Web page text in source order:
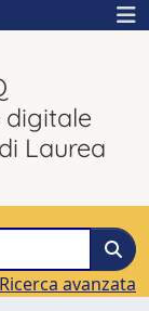
digitale
Laurea
Ricerca avanzata